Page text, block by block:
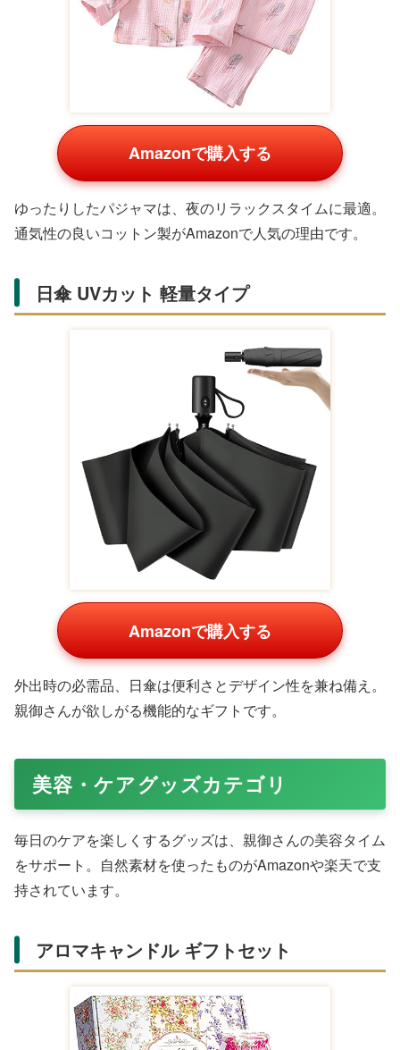
Amazonで購入する
季節の変わり目に便利なストールとカーディガンのセッ
ト。柔らかな素材が心地よく、50代以上の親御さんに人
気です。
高級バスタオル ギフトセット
Amazonで購入する
肌触りの良いタオルセットは、自分では買わない贅沢品。
ふんわりとした質感が親御さんを包み込み、楽天で高評
価。